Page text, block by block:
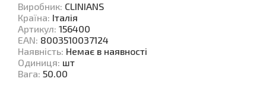
Виробник: CLINIANS
Країна: Італія
Артикул: 156400
EAN: 8003510037124
Наявність: Немає в наявності
Одиниця: шт
Вага: 50.00